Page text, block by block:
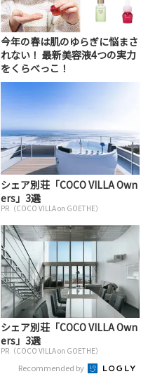
今年の春は肌のゆらぎに悩まさ
れない！ 最新美容液4つの実力
をくらべっこ！
シェア別荘「COCO VILLA Own
ers」3選
PR（COCO VILLA on GOETHE）
シェア別荘「COCO VILLA Own
ers」3選
PR（COCO VILLA on GOETHE）
Recommended by